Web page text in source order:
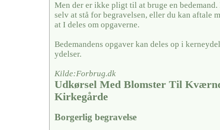
Men der er ikke pligt til at bruge en
selv at stå for begravelsen, eller du kan aftale
at I deles om opgaverne.
Bedemandens opgaver kan deles op i
ydelser.
Kilde:Forbrug.dk
Udkørsel Med Blomster Til
Kirkegårde
Borgerlig begravelse